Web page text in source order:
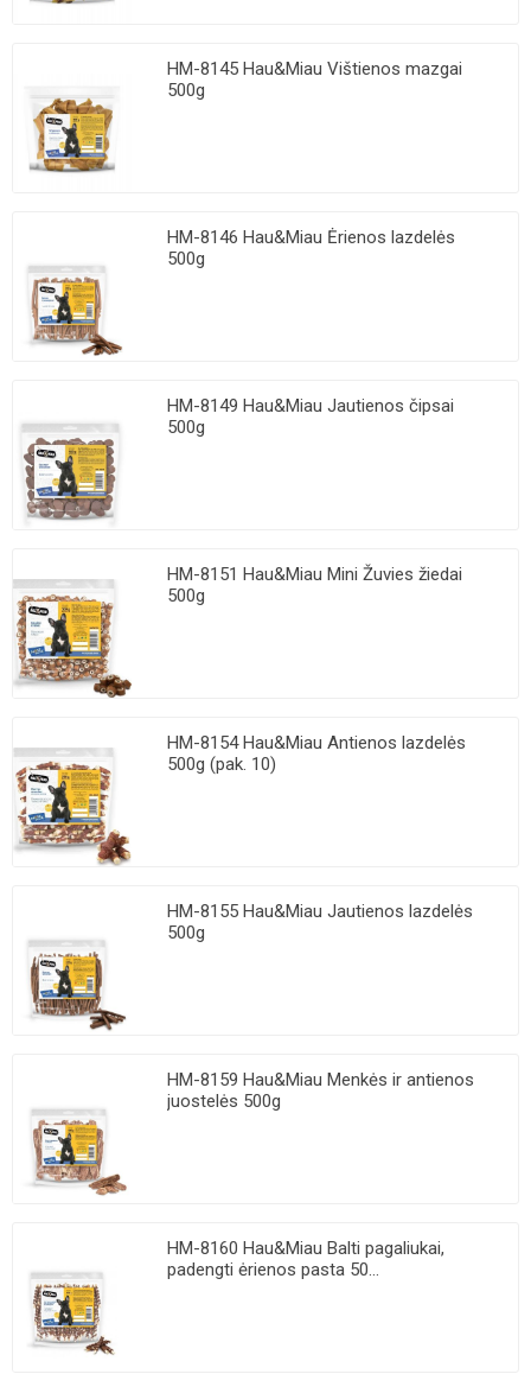
HM-8145 Hau&Miau Vištienos mazgai
500g
HM-8146 Hau&Miau Ėrienos lazdelės
500g
HM-8149 Hau&Miau Jautienos čipsai
500g
HM-8151 Hau&Miau Mini Žuvies žiedai
500g
HM-8154 Hau&Miau Antienos lazdelės
500g (pak. 10)
HM-8155 Hau&Miau Jautienos lazdelės
500g
HM-8159 Hau&Miau Menkės ir antienos
juostelės 500g
HM-8160 Hau&Miau Balti pagaliukai,
padengti ėrienos pasta 50...